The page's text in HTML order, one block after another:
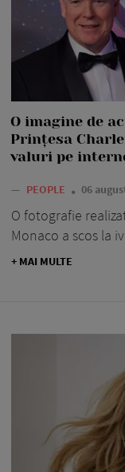
O imagine de
Prințesa
valuri pe
— PEOPLE 06
O fotografie
Monaco a scos la
+ MAI MULTE